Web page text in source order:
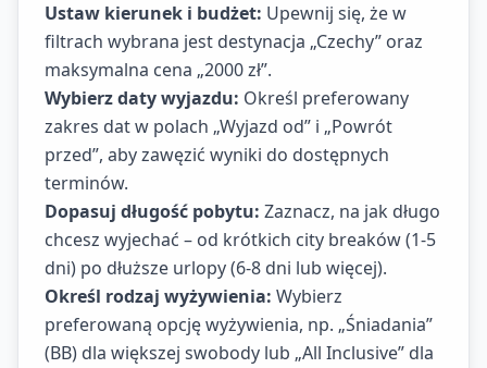
Ustaw kierunek i budżet: Upewnij się, że w
filtrach wybrana jest destynacja „Czechy” oraz
maksymalna cena „2000 zł”.
Wybierz daty wyjazdu: Określ preferowany
zakres dat w polach „Wyjazd od” i „Powrót
przed”, aby zawęzić wyniki do dostępnych
terminów.
Dopasuj długość pobytu: Zaznacz, na jak długo
chcesz wyjechać – od krótkich city breaków (1-5
dni) po dłuższe urlopy (6-8 dni lub więcej).
Określ rodzaj wyżywienia: Wybierz
preferowaną opcję wyżywienia, np. „Śniadania”
(BB) dla większej swobody lub „All Inclusive” dla